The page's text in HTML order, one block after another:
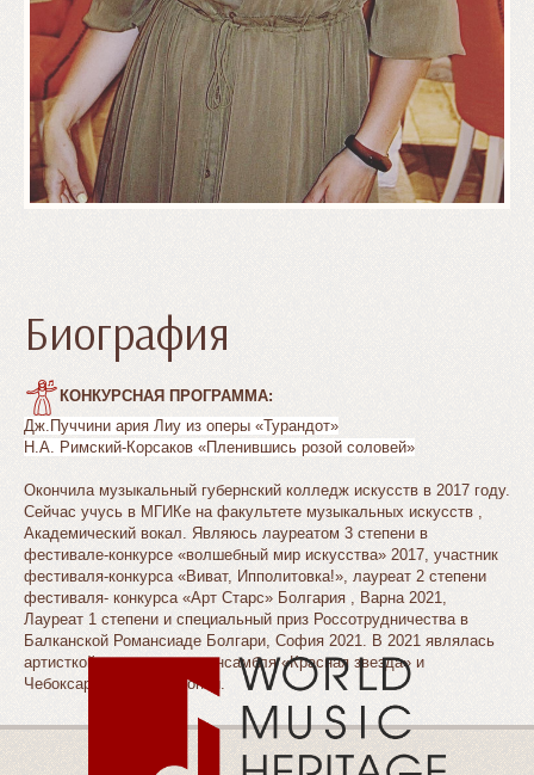
Биография
КОНКУРСНАЯ ПРОГРАММА:
Дж.Пуччини ария Лиу из оперы «Турандот»
Н.А. Римский-Корсаков «Пленившись розой соловей»
Окончила музыкальный губернский колледж искусств в 2017 году.
Сейчас учусь в МГИКе на факультете музыкальных искусств ,
Академический вокал. Являюсь лауреатом 3 степени в
фестивале-конкурсе «волшебный мир искусства» 2017, участник
фестиваля-конкурса «Виват, Ипполитовка!», лауреат 2 степени
фестиваля- конкурса «Арт Старс» Болгария , Варна 2021,
Лауреат 1 степени и специальный приз Россотрудничества в
Балканской Романсиаде Болгари, София 2021. В 2021 являлась
артисткой хора военного ансамбля «Красная звезда» и
Чебоксарской филармонии.